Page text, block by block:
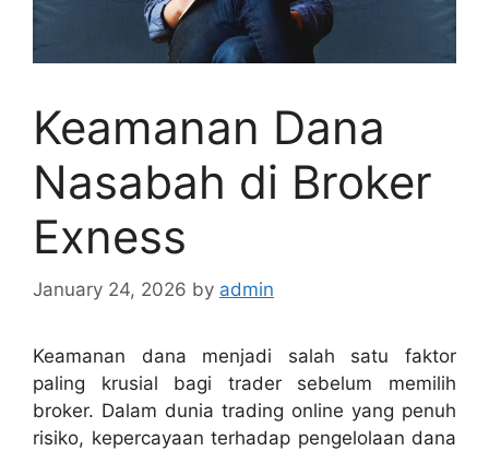
Keamanan Dana
Nasabah di Broker
Exness
January 24, 2026 by admin
Keamanan dana menjadi salah satu faktor
paling krusial bagi trader sebelum memilih
broker. Dalam dunia trading online yang penuh
risiko, kepercayaan terhadap pengelolaan dana